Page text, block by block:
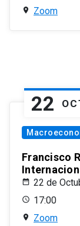
Zoom
22
Francisco
22 de
17:00
Zoom